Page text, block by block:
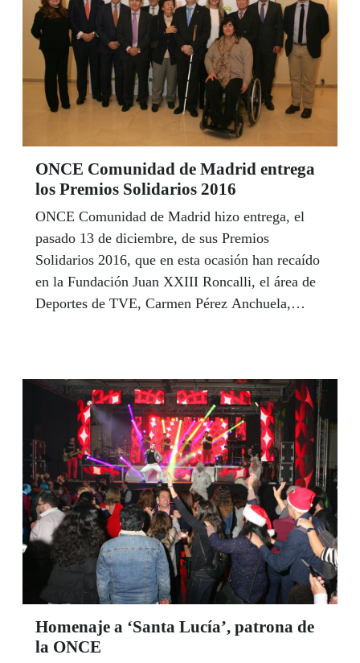
ONCE Comunidad de Madrid entrega
los Premios Solidarios 2016
ONCE Comunidad de Madrid hizo entrega, el
pasado 13 de diciembre, de sus Premios
Solidarios 2016, que en esta ocasión han recaído
en la Fundación Juan XXIII Roncalli, el área de
Deportes de TVE, Carmen Pérez Anchuela,
Homenaje a ‘Santa Lucía’, patrona de
la ONCE